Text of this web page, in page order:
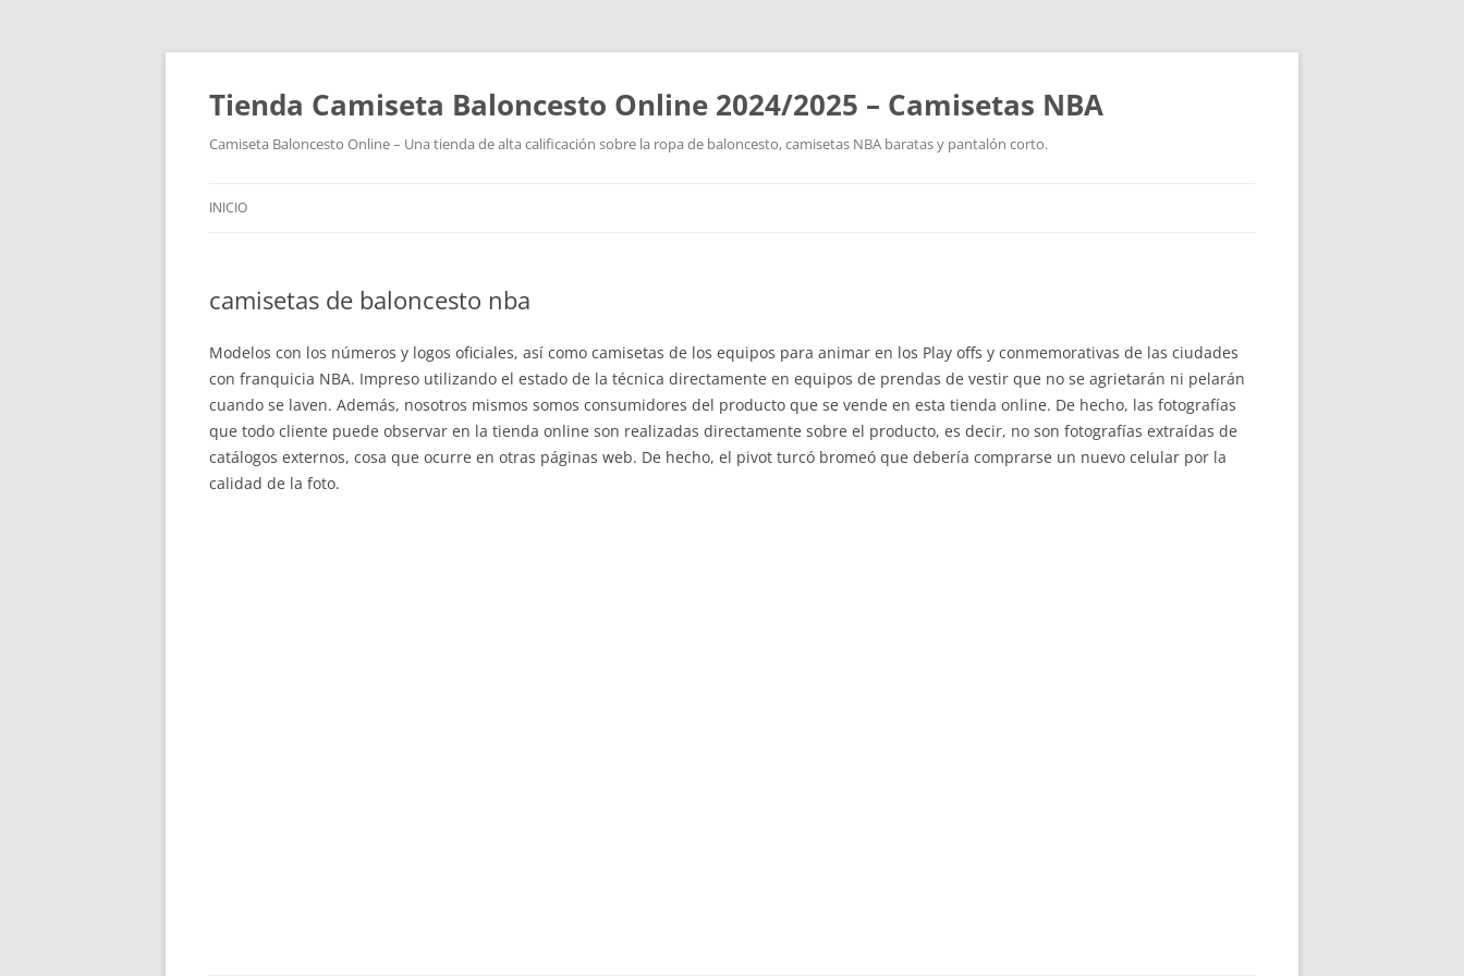
Tienda Camiseta Baloncesto Online 2024/2025 – Camisetas NBA
Camiseta Baloncesto Online – Una tienda de alta calificación sobre la ropa de baloncesto, camisetas NBA baratas y pantalón corto.
INICIO
camisetas de baloncesto nba
Modelos con los números y logos oficiales, así como camisetas de los equipos para animar en los Play offs y conmemorativas de las ciudades
con franquicia NBA. Impreso utilizando el estado de la técnica directamente en equipos de prendas de vestir que no se agrietarán ni pelarán
cuando se laven. Además, nosotros mismos somos consumidores del producto que se vende en esta tienda online. De hecho, las fotografías
que todo cliente puede observar en la tienda online son realizadas directamente sobre el producto, es decir, no son fotografías extraídas de
catálogos externos, cosa que ocurre en otras páginas web. De hecho, el pivot turcó bromeó que debería comprarse un nuevo celular por la
calidad de la foto.